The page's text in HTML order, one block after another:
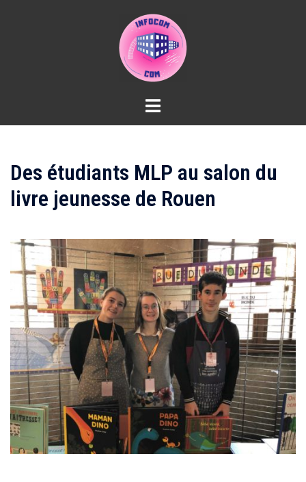
Des étudiants MLP au salon du
livre jeunesse de Rouen